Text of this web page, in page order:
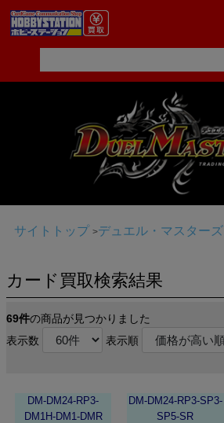
サイトトップ デュエル・マスター
カード買取検索結果
69件の商品が見つかりました
表示数
表示順
DM-DM24-RP3-
DM1H-DM1-DMR
DM-DM24-RP3-SP3-
SP5-SR